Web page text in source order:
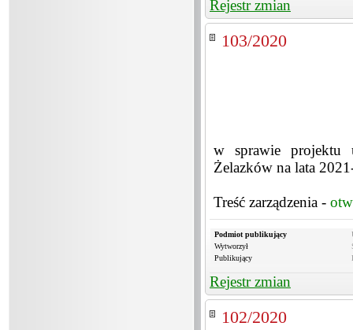
Rejestr zmian
103/2020
w sprawie projektu
Żelazków na lata
Treść zarządzenia -
Podmiot publikujący
Wytworzył
Publikujący
Rejestr zmian
102/2020